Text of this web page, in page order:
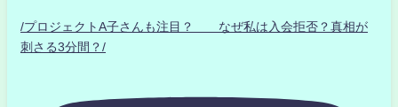
/プロジェクトA子さんも注目？ なぜ私は入会拒否？真相が
刺さる3分間？/